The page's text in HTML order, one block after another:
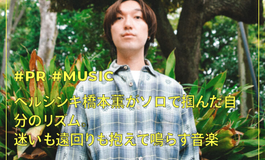
#PR #MUSIC
ヘルシンキ橋本薫がソロで掴んだ自
分のリズム。
迷いも遠回りも抱えて鳴らす音楽